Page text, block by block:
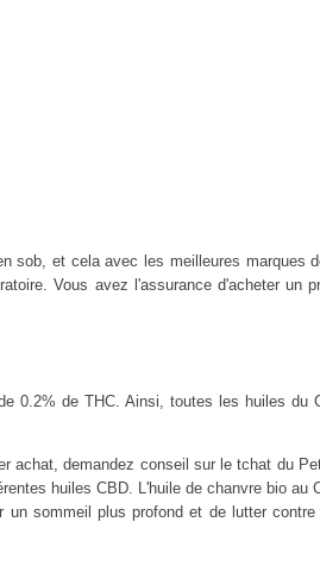
sob, et cela avec les meilleures marques
Vous avez l'assurance d'acheter un
0.2% de THC. Ainsi, toutes les huiles du
achat, demandez conseil sur le tchat du
huiles CBD. L'huile de chanvre bio au
sommeil plus profond et de lutter